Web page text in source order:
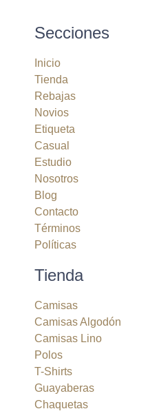
Secciones
Inicio
Tienda
Rebajas
Novios
Etiqueta
Casual
Estudio
Nosotros
Blog
Contacto
Términos
Políticas
Tienda
Camisas
Camisas Algodón
Camisas Lino
Polos
T-Shirts
Guayaberas
Chaquetas